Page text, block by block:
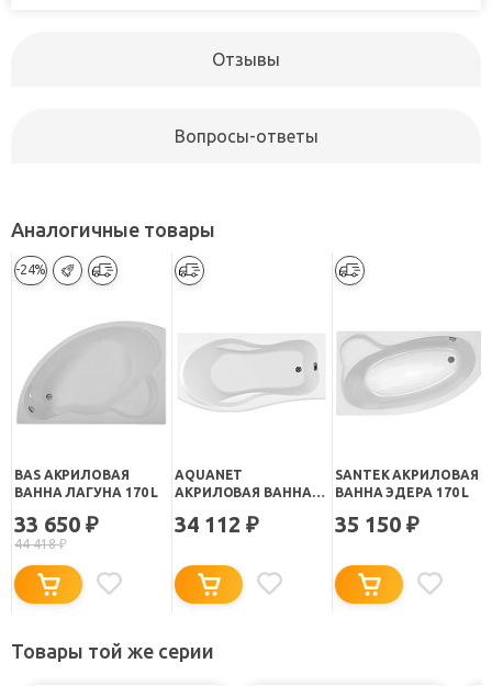
Отзывы
Вопросы-ответы
Аналогичные товары
-24%
BAS АКРИЛОВАЯ
ВАННА ЛАГУНА 170 L
33 650 ₽
44 418₽
AQUANET
АКРИЛОВАЯ ВАННА
34 112 ₽
SANTEK АКРИЛОВАЯ
ВАННА ЭДЕРА 170 L
35 150 ₽
Товары той же серии